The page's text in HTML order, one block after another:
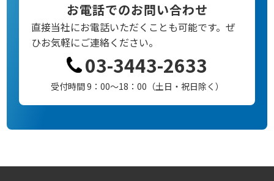
お電話でのお問い合わせ
直接当社にお電話いただくことも可能です。ぜ
ひお気軽にご連絡ください。
03-3443-2633
受付時間 9：00～18：00（土日・祝日除く）